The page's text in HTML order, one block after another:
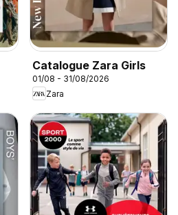
Catalogue Zara Girls
01/08 - 31/08/2026
Zara